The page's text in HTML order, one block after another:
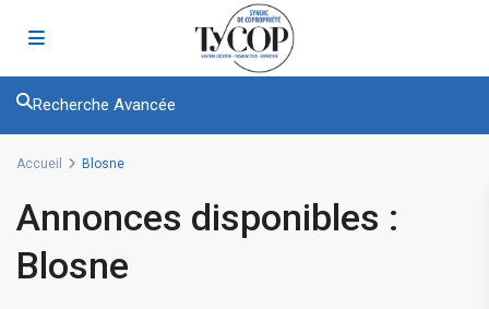
Recherche Avancée
Accueil Blosne
Annonces disponibles :
Blosne